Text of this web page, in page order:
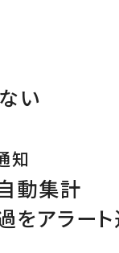
い
知
動集計
をアラー